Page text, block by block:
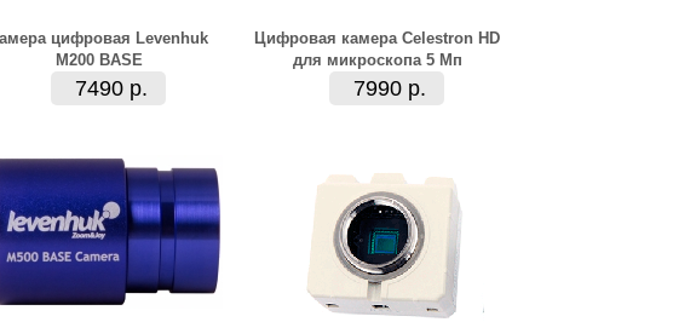
цифровая Levenhuk
M200 BASE
7490 р.
Цифровая камера Celestron HD
для микроскопа 5 Мп
7990 р.